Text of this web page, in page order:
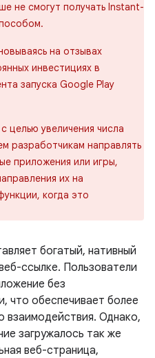
не смогут получать Instant-
на отзывах
инвестициях в
запуска Google Play
целью увеличения числа
разработчикам направлять
приложения или игры,
их на
когда это
богатый, нативный
ссылке. Пользователи
без
что обеспечивает более
взаимодействия. Однако,
загружалось так же
веб-страница,